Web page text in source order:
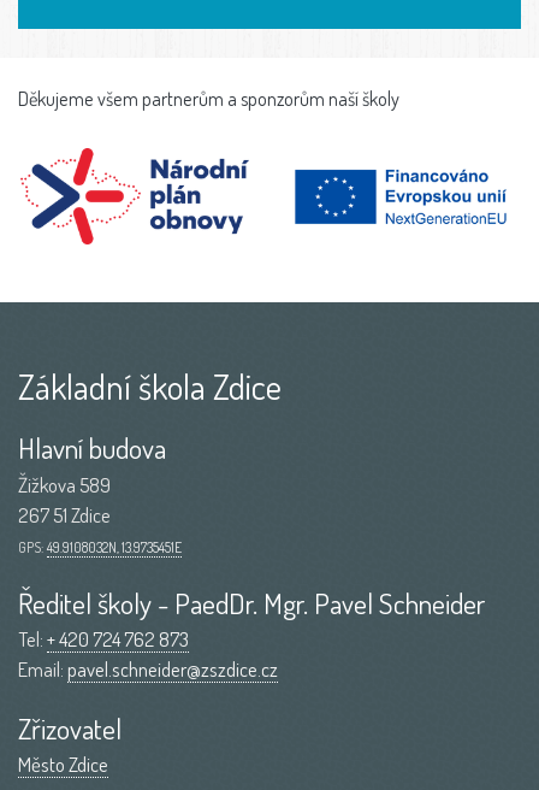
Děkujeme všem partnerům a sponzorům naší školy
Základní škola Zdice
Hlavní budova
Žižkova 589
267 51 Zdice
GPS: 49.9108032N, 13.9735451E
Ředitel školy - PaedDr. Mgr. Pavel Schneider
Tel:+ 420 724 762 873
Email:pavel.schneider@zszdice.cz
Zřizovatel
Město Zdice